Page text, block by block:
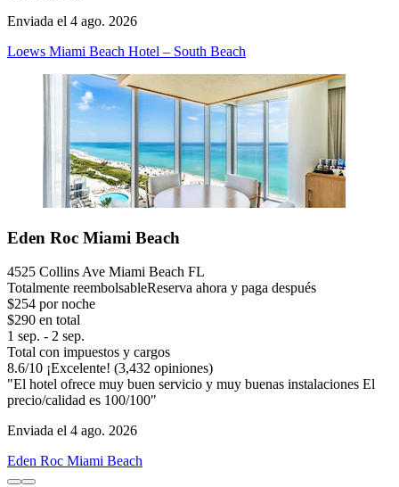
Enviada el 4 ago. 2026
Loews Miami Beach Hotel – South Beach
Eden Roc Miami Beach
4525 Collins Ave Miami Beach FL
Totalmente reembolsableReserva ahora y paga después
$254 por noche
$290 en total
1 sep. - 2 sep.
Total con impuestos y cargos
8.6/10 ¡Excelente! (3,432 opiniones)
"El hotel ofrece muy buen servicio y muy buenas instalaciones El
precio/calidad es 100/100"
Enviada el 4 ago. 2026
Eden Roc Miami Beach